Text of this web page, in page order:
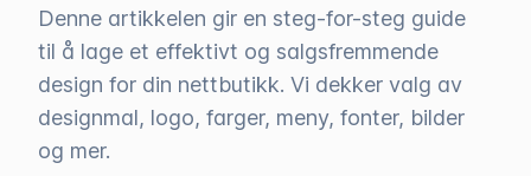
Denne artikkelen gir en steg-for-steg guide
til å lage et effektivt og salgsfremmende
design for din nettbutikk. Vi dekker valg av
designmal, logo, farger, meny, fonter, bilder
og mer.